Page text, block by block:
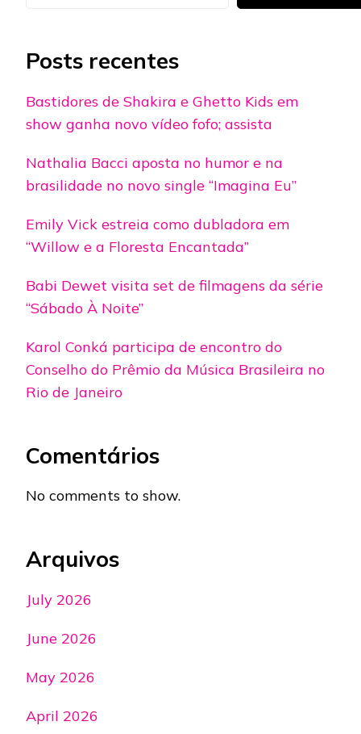
Posts recentes
Bastidores de Shakira e Ghetto Kids em
show ganha novo vídeo fofo; assista
Nathalia Bacci aposta no humor e na
brasilidade no novo single “Imagina Eu”
Emily Vick estreia como dubladora em
“Willow e a Floresta Encantada”
Babi Dewet visita set de filmagens da série
“Sábado À Noite”
Karol Conká participa de encontro do
Conselho do Prêmio da Música Brasileira no
Rio de Janeiro
Comentários
No comments to show.
Arquivos
July 2026
June 2026
May 2026
April 2026